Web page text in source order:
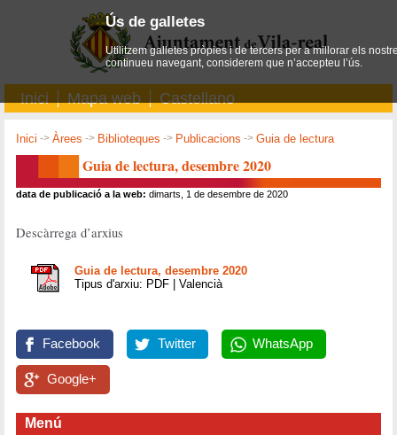
Inici Mapa web Castellano
Inici ->Àrees -> Biblioteques -> Publicacions ->Guia de lectura
Guia de lectura, desembre 2020
data de publicació a la web: dimarts, 1 de desembre de 2020
Descàrrega d’arxius
Guia de lectura, desembre 2020
Tipus d'arxiu: PDF | Valencià
Facebook Twitter WhatsApp
Google+
Menú
Ús de galletes
Utilitzem galletes pròpies i de tercers per a millorar els
continueu navegant, considerem que n’accepteu l’ús.